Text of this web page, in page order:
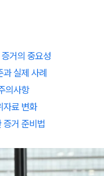
거의 중요성
과 실제 사례
의사항
자료 변화
증거 준비법